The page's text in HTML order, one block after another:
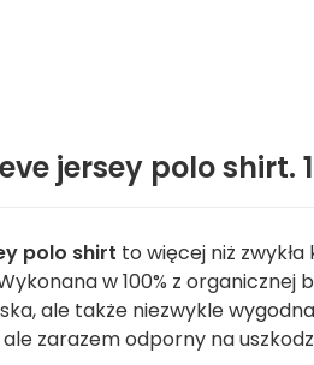
jersey polo shirt.
polo shirt to więcej niż
w 100% z organicznej
ale także niezwykle
zarazem odporny na